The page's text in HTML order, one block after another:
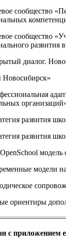
сообщество
сообщество
диалог.
развития
развития
модель
модели
ориентиры
с приложением